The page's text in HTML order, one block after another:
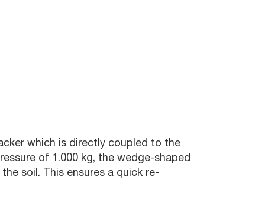
which is directly coupled to the
of 1.000 kg, the wedge-shaped
soil. This ensures a quick re-